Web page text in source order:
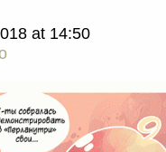
at 14:50